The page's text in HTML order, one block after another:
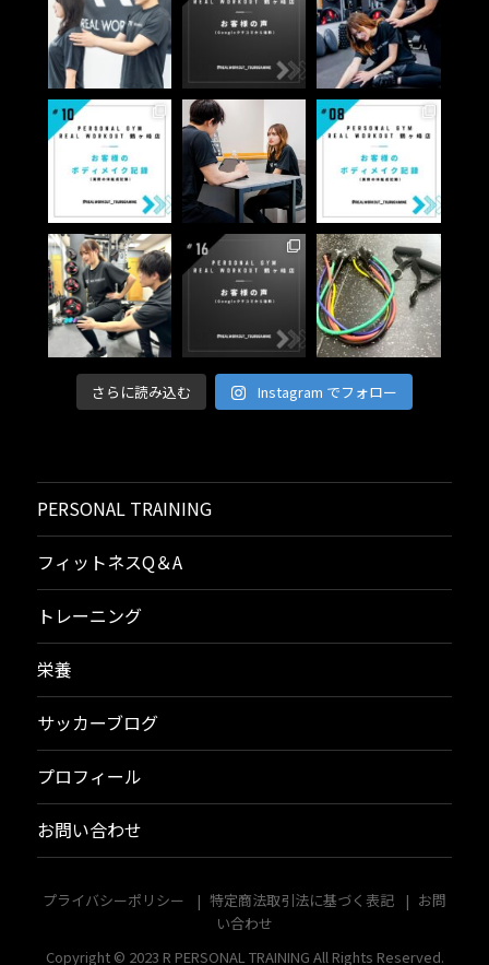
さらに読み込む Instagram でフォロー
PERSONAL TRAINING
フィットネスQ＆A
トレーニング
栄養
サッカーブログ
プロフィール
お問い合わせ
プライバシーポリシー 特定商法取引法に基づく表記
お問
い合わせ
Copyright © 2023 R PERSONAL TRAINING All Rights Reserved.